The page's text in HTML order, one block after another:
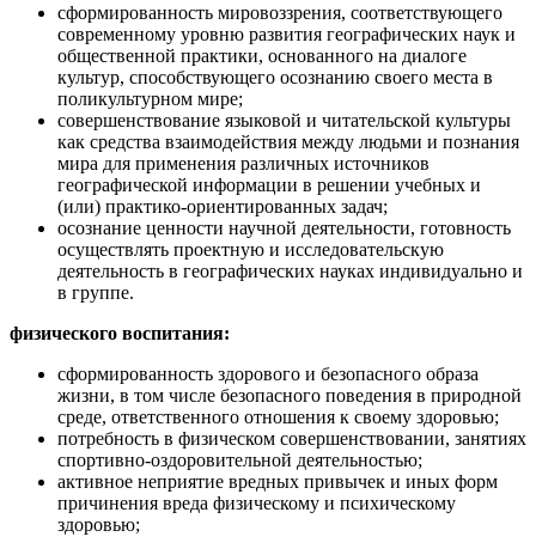
сформированность мировоззрения, соответствующего
современному уровню развития географических наук и
общественной практики, основанного на диалоге
культур, способствующего осознанию своего места в
поликультурном мире;
совершенствование языковой и читательской культуры
как средства взаимодействия между людьми и познания
мира для применения различных источников
географической информации в решении учебных и
(или) практико-ориентированных задач;
осознание ценности научной деятельности, готовность
осуществлять проектную и исследовательскую
деятельность в географических науках индивидуально и
в группе.
физического воспитания:
сформированность здорового и безопасного образа
жизни, в том числе безопасного поведения в природной
среде, ответственного отношения к своему здоровью;
потребность в физическом совершенствовании, занятиях
спортивно-оздоровительной деятельностью;
активное неприятие вредных привычек и иных форм
причинения вреда физическому и психическому
здоровью;